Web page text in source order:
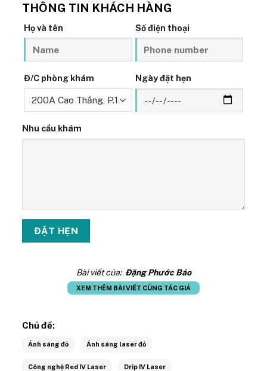
THÔNG TIN KHÁCH HÀNG
Họ và tên Số điện thoại
Đ/C phòng khám Ngày đặt hẹn
Nhu cầu khám
Bài viết của: Đặng Phước Bảo
XEM THÊM BÀI VIẾT CÙNG TÁC GIẢ
Chủ đề:
Ánh sáng đỏ Ánh sáng laser đỏ
Công nghệ Red IV Laser Drip IV Laser